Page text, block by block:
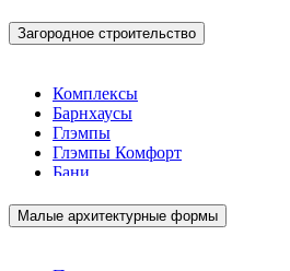
Загородное строительство
Комплексы
Барнхаусы
Глэмпы
Глэмпы Комфорт
Бани
Малые архитектурные формы